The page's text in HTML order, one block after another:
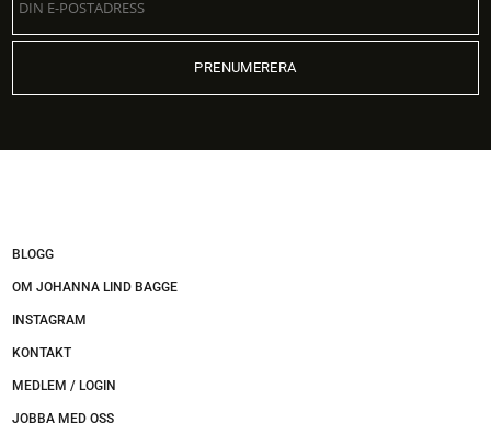
BLOGG
OM JOHANNA LIND BAGGE
INSTAGRAM
KONTAKT
MEDLEM / LOGIN
JOBBA MED OSS